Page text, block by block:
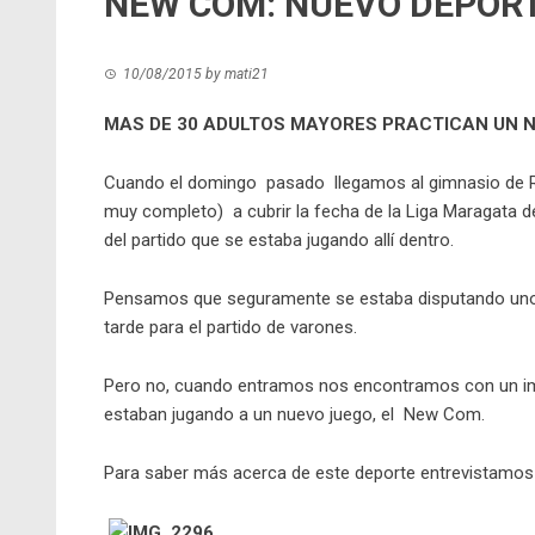
10/08/2015 by mati21
MAS DE 30 ADULTOS MAYORES PRACTICAN UN
Cuando el domingo pasado llegamos al gimnasio de
muy completo) a cubrir la fecha de la Liga Maragata
del partido que se estaba jugando allí dentro.
Pensamos que seguramente se estaba disputando
tarde para el partido de varones.
Pero no, cuando entramos nos encontramos con un
estaban jugando a un nuevo juego, el New Com.
Para saber más acerca de este deporte